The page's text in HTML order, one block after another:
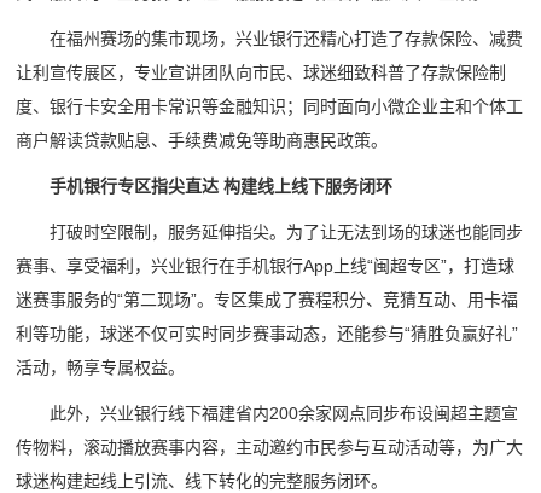
在福州赛场的集市现场，兴业银行还精心打造了存款保险、减费
让利宣传展区，专业宣讲团队向市民、球迷细致科普了存款保险制
度、银行卡安全用卡常识等金融知识；同时面向小微企业主和个体工
商户解读贷款贴息、手续费减免等助商惠民政策。
手机银行专区指尖直达 构建线上线下服务闭环
打破时空限制，服务延伸指尖。为了让无法到场的球迷也能同步
赛事、享受福利，兴业银行在手机银行App上线“闽超专区”，打造球
迷赛事服务的“第二现场”。专区集成了赛程积分、竞猜互动、用卡福
利等功能，球迷不仅可实时同步赛事动态，还能参与“猜胜负赢好礼”
活动，畅享专属权益。
此外，兴业银行线下福建省内200余家网点同步布设闽超主题宣
传物料，滚动播放赛事内容，主动邀约市民参与互动活动等，为广大
球迷构建起线上引流、线下转化的完整服务闭环。